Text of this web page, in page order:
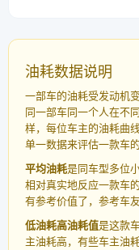
油耗数据说明
一部车的油耗受发动机
同一部车同一个人在不
样，每位车主的油耗曲
单一数据来评估一款车的
平均油耗是同车型多位
相对真实地反应一款车
有参考价值了，参考车
低油耗高油耗值是这款
主油耗高，有些车主油